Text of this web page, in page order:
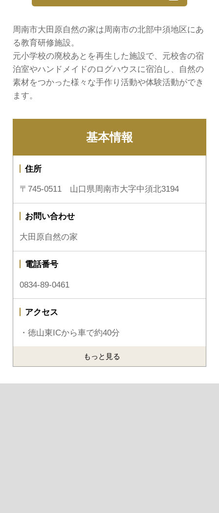
周南市大田原自然の家は周南市の北部中須地区にあ
る教育研修施設。
元小学校の廃校あとを再生した施設で、元校舎の宿
泊室やハンドメイドのログハウスに宿泊し、自然の
素材をつかった様々な手作り活動や体験活動ができ
ます。
基本情報
住所
〒745-0511 山口県周南市大字中須北3194
お問い合わせ
大田原自然の家
電話番号
0834-89-0461
アクセス
・徳山東ICから車で約40分
もっと見る